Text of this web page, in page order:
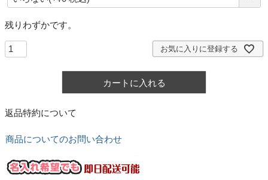
須
残りわずかです。
お気に入りに登録する
カートに入れる
返品特約について
商品についてのお問い合わせ